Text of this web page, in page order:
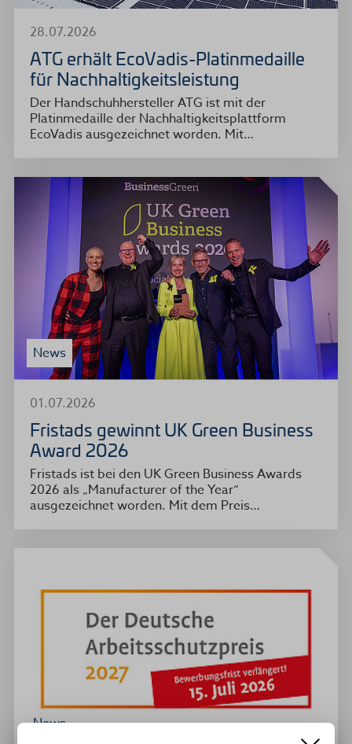
28.07.2026
ATG erhält EcoVadis-Platinmedaille
für Nachhaltigkeitsleistung
Der Handschuhhersteller ATG ist mit der
Platinmedaille der Nachhaltigkeitsplattform
EcoVadis ausgezeichnet worden. Mit…
News
01.07.2026
Fristads gewinnt UK Green Business
Award 2026
Fristads ist bei den UK Green Business Awards
2026 als „Manufacturer of the Year“
ausgezeichnet worden. Mit dem Preis…
News